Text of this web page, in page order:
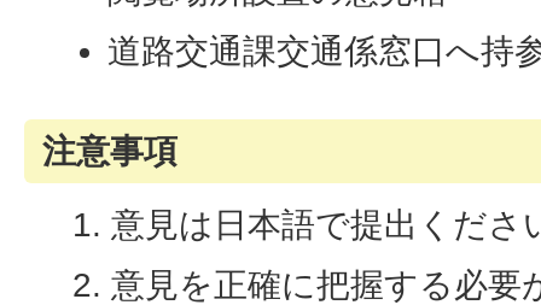
道路交通課交通係窓口へ持
注意事項
意見は日本語で提出くださ
意見を正確に把握する必要